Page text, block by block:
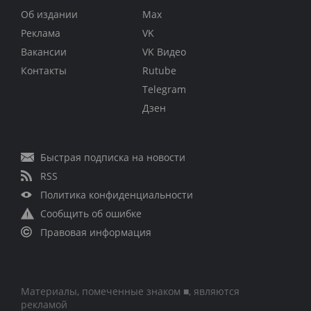
Об издании
Реклама
Вакансии
Контакты
Max
VK
VK Видео
Rutube
Telegram
Дзен
Быстрая подписка на новости
RSS
Политика конфиденциальности
Сообщить об ошибке
Правовая информация
Материалы, помеченные знаком ■, являются
рекламой